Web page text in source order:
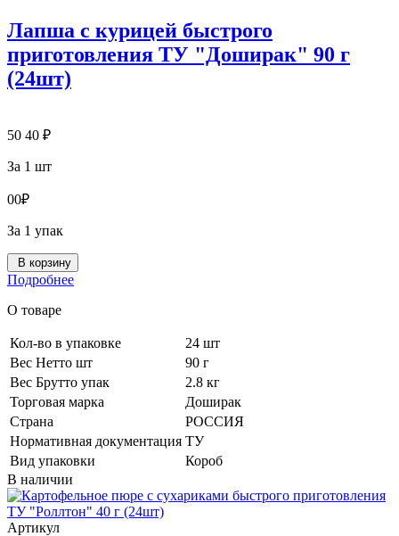
Лапша с курицей быстрого
приготовления ТУ "Доширак" 90 г
(24шт)
50 40 ₽
За 1 шт
00₽
За 1 упак
В корзину
Подробнее
О товаре
Кол-во в упаковке
24 шт
Вес Нетто шт
90 г
Вес Брутто упак
2.8 кг
Торговая марка
Доширак
Страна
РОССИЯ
Нормативная документация ТУ
Вид упаковки
Короб
В наличии
Артикул